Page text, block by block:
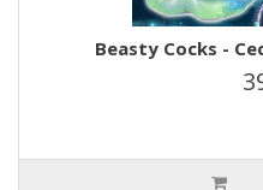
Beasty Cocks -